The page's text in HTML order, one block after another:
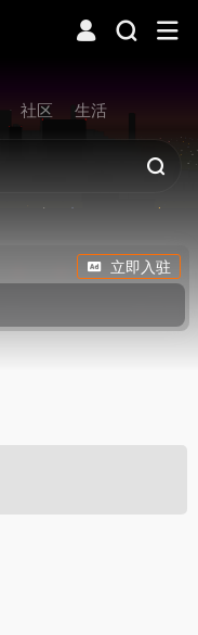
社区 生活
立即入驻